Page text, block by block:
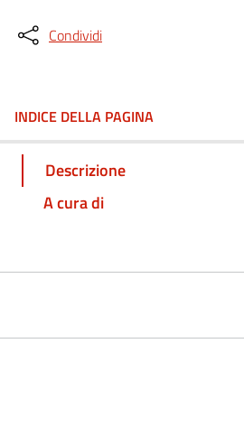
Condividi
INDICE DELLA PAGINA
Descrizione
A cura di